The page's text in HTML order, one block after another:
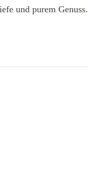
und purem Genuss.